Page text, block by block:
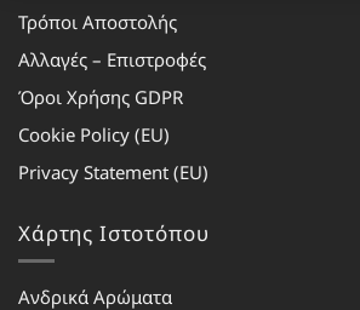
Τρόποι Αποστολής
Αλλαγές – Επιστροφές
Όροι Χρήσης GDPR
Cookie Policy (EU)
Privacy Statement (EU)
Χάρτης Ιστοτόπου
Ανδρικά Αρώματα